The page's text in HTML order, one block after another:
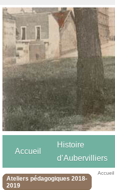
Accueil
Histoire
d’Aubervilliers
Ateliers pédagogiques 2018-
2019
Accueil